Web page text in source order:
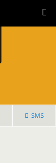
SMS